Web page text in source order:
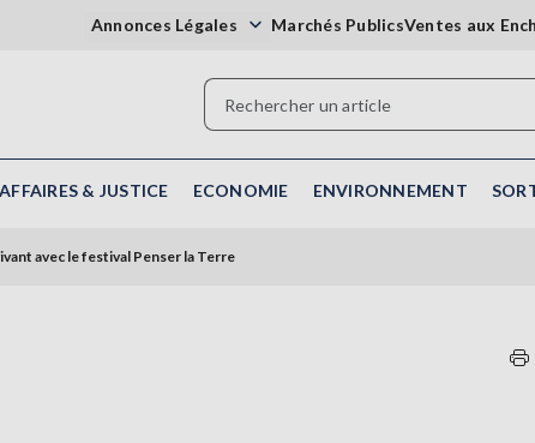
Annonces Légales Marchés PublicsVentes aux
AFFAIRES & JUSTICE ECONOMIE ENVIRONNEMENT
avec le festival Penser la Terre